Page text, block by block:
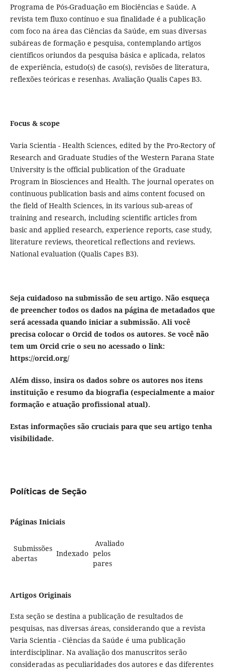
Programa de Pós-Graduação em Biociências e Saúde. A
revista tem fluxo contínuo e sua finalidade é a publicação
com foco na área das Ciências da Saúde, em suas diversas
subáreas de formação e pesquisa, contemplando artigos
científicos oriundos da pesquisa básica e aplicada, relatos
de experiência, estudo(s) de caso(s), revisões de literatura,
reflexões teóricas e resenhas. Avaliação Qualis Capes B3.
Focus & scope
Varia Scientia - Health Sciences, edited by the Pro-Rectory of
Research and Graduate Studies of the Western Parana State
University is the official publication of the Graduate
Program in Biosciences and Health. The journal operates on
continuous publication basis and aims content focused on
the field of Health Sciences, in its various sub-areas of
training and research, including scientific articles from
basic and applied research, experience reports, case study,
literature reviews, theoretical reflections and reviews.
National evaluation (Qualis Capes B3).
Seja cuidadoso na submissão de seu artigo. Não esqueça
de preencher todos os dados na página de metadados que
será acessada quando iniciar a submissão. Ali você
precisa colocar o Orcid de todos os autores. Se você não
tem um Orcid crie o seu no acessado o link:
https://orcid.org/
Além disso, insira os dados sobre os autores nos itens
instituição e resumo da biografia (especialmente a maior
formação e atuação profissional atual).
Estas informações são cruciais para que seu artigo tenha
visibilidade.
Políticas de Seção
Páginas Iniciais
Submissões
abertas
Indexado
Avaliado
pelos
pares
Artigos Originais
Esta seção se destina a publicação de resultados de
pesquisas, nas diversas áreas, considerando que a revista
Varia Scientia - Ciências da Saúde é uma publicação
interdisciplinar. Na avaliação dos manuscritos serão
consideradas as peculiaridades dos autores e das diferentes